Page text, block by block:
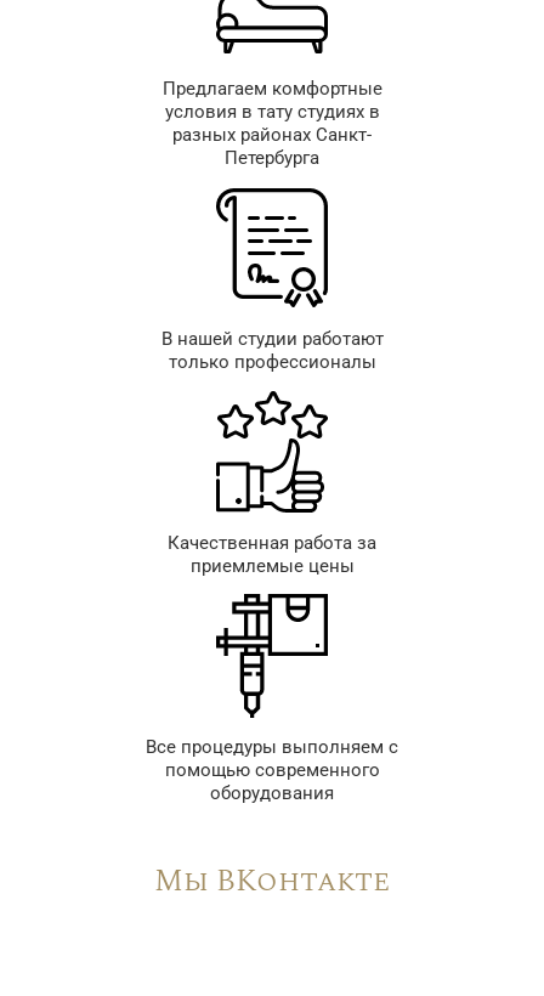
Предлагаем комфортные
условия в тату студиях в
разных районах Санкт-
Петербурга
В нашей студии работают
только профессионалы
Качественная работа за
приемлемые цены
Все процедуры выполняем с
помощью современного
оборудования
Мы ВКонтакте